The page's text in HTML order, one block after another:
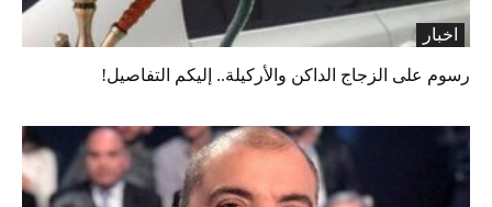
اخبار
رسوم على الزجاج الداكن والأركيلة.. إليكم التفاصيل!